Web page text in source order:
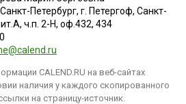
Санкт-Петербург, г. Петергоф, Санкт-
ч.п. 2-Н, оф.432, 434
CALEND.RU на веб-сайтах
наличия у каждого скопированного
на страницу-источник.